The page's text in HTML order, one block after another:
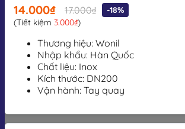
14.000₫ 17.000₫
-18%
(Tiết kiệm 3.000₫)
Thương hiệu: Wonil
Nhập khẩu: Hàn Quốc
Chất liệu: Inox
Kích thước: DN200
Vận hành: Tay quay